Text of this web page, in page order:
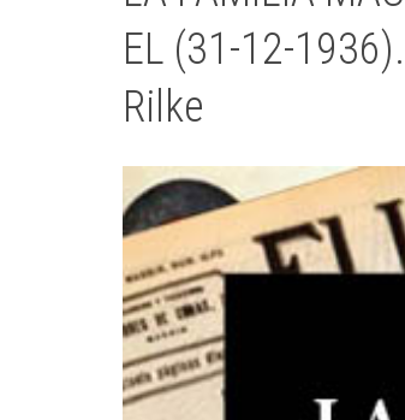
EL (31-12-
Rilke